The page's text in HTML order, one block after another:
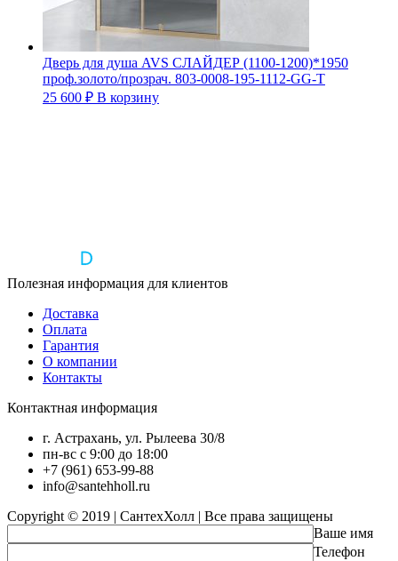
Дверь для душа AVS СЛАЙДЕР (1100-1200)*1950
проф.золото/прозрач. 803-0008-195-1112-GG-T
25 600 ₽ В корзину
Полезная информация для клиентов
Доставка
Оплата
Гарантия
О компании
Контакты
Контактная информация
г. Астрахань, ул. Рылеева 30/8
пн-вс с 9:00 до 18:00
+7 (961) 653-99-88
info@santehholl.ru
Copyright © 2019 | СантехХолл | Все права защищены
Ваше имя
Телефон